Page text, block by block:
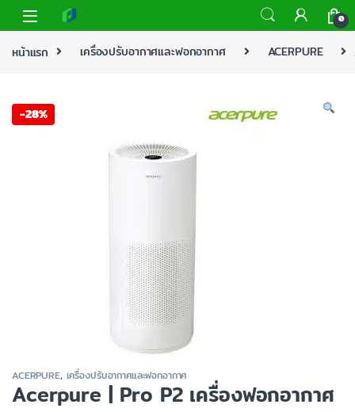
0
หน้าแรก เครื่องปรับอากาศและฟอกอากาศ ACERPURE
-28%
ACERPURE, เครื่องปรับอากาศและฟอกอากาศ
Acerpure | Pro P2 เครื่องฟอกอากาศ